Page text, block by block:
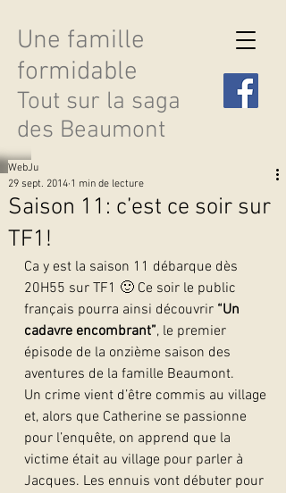
Une famille
formidable
Tout sur la saga
des Beaumont
Saison 11: c’est ce soir sur
TF1!
WebJu
29 sept. 2014 1 min de lecture
Ca y est la saison 11 débarque dès
20H55 sur TF1 🙂 Ce soir le public
français pourra ainsi découvrir “Un
cadavre encombrant”, le premier
épisode de la onzième saison des
aventures de la famille Beaumont.
Un crime vient d’être commis au village
et, alors que Catherine se passionne
pour l’enquête, on apprend que la
victime était au village pour parler à
Jacques. Les ennuis vont débuter pour